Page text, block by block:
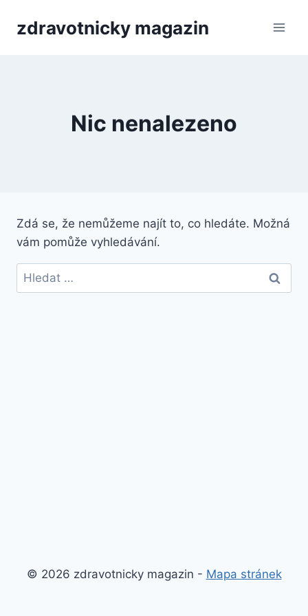
zdravotnicky magazin
Nic nenalezeno
Zdá se, že nemůžeme najít to, co hledáte. Možná
vám pomůže vyhledávání.
Vyhledávání
© 2026 zdravotnicky magazin - Mapa stránek